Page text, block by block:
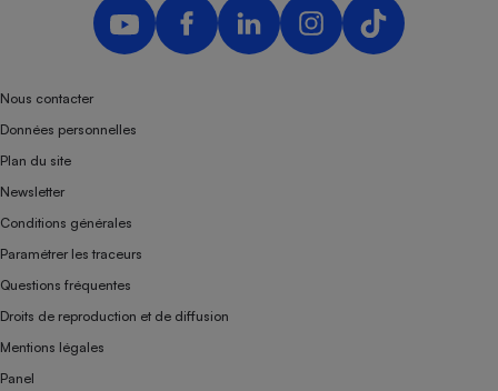
Nous contacter
Données personnelles
Plan du site
Newsletter
Conditions générales
Paramétrer les traceurs
Questions fréquentes
Droits de reproduction et de diffusion
Mentions légales
Panel